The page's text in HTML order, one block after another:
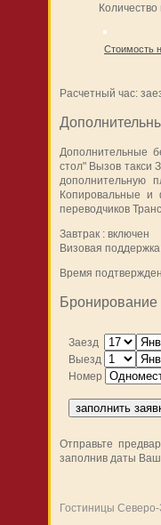
Стоимость
Расчетный час:
Дополнительные
стол" Вызов такси
дополнительную
Копировальные и
переводчиков
Завтрак : включен
Визовая
Время
Бронирование
Заезд
Выезд
Номер
Отправьте
заполнив даты
Гостиницы